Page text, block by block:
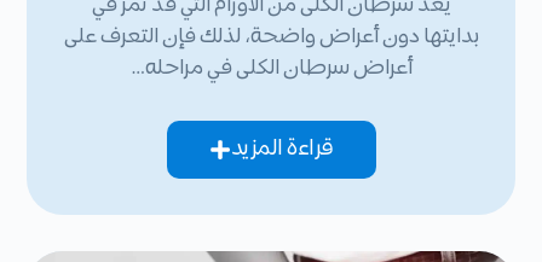
بدايتها دون أعراض واضحة، لذلك فإن التعرف على
أعراض سرطان الكلى في مراحله…
قراءة المزيد